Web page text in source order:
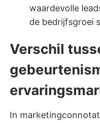
waardevolle
de bedrijfsgroei
Verschil
In